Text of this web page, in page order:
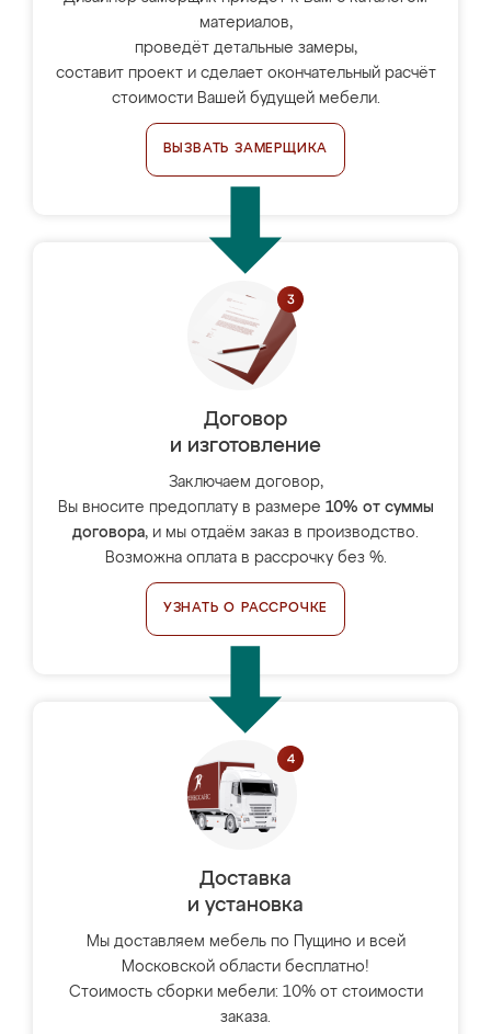
материалов,
проведёт детальные замеры,
составит проект и сделает окончательный расчёт
стоимости Вашей будущей мебели.
ВЫЗВАТЬ ЗАМЕРЩИКА
Договор
и изготовление
Заключаем договор,
Вы вносите предоплату в размере 10% от суммы
договора, и мы отдаём заказ в производство.
Возможна оплата в рассрочку без %.
УЗНАТЬ О РАССРОЧКЕ
Доставка
и установка
Мы доставляем мебель по Пущино и всей
Московской области бесплатно!
Стоимость сборки мебели: 10% от стоимости
заказа.